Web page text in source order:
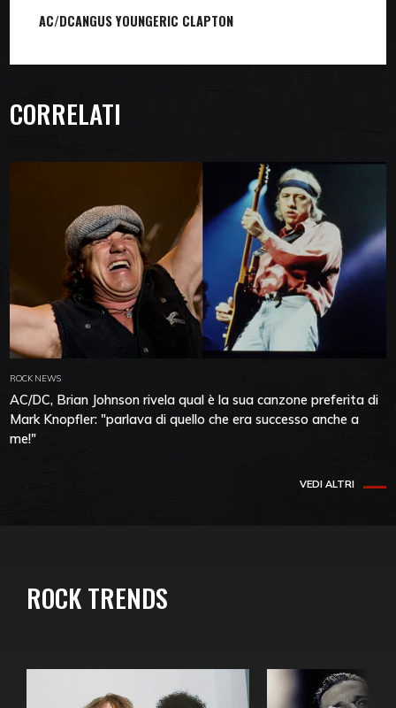
AC/DCANGUS YOUNGERIC CLAPTON
CORRELATI
ROCK NEWS
AC/DC, Brian Johnson rivela qual è la sua canzone preferita di
Mark Knopfler: "parlava di quello che era successo anche a
me!"
VEDI ALTRI
ROCK TRENDS